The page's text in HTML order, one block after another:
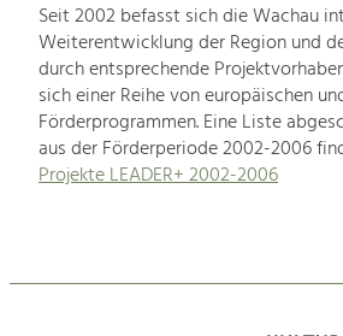
Seit 2002 befasst sich die Wachau
Weiterentwicklung der Region und
durch entsprechende
sich einer Reihe von europäischen
Förderprogrammen. Eine Liste
aus der Förderperiode 2002-2006
Projekte LEADER+ 2002-2006